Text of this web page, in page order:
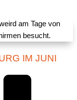
IM JUNI